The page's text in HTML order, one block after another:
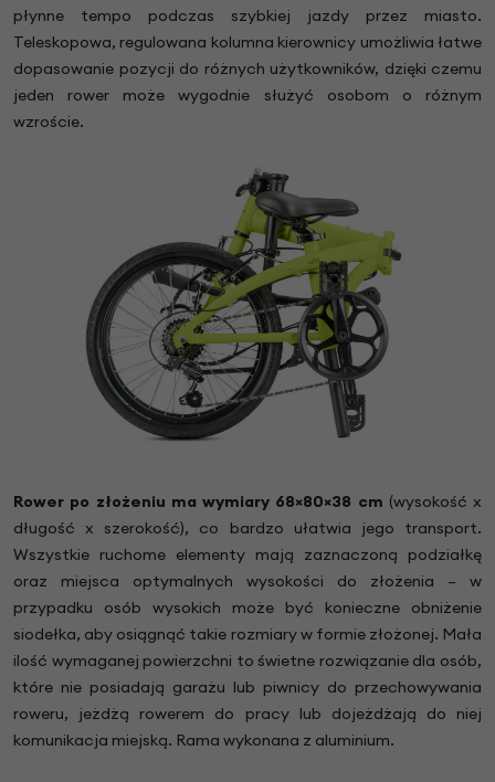
płynne tempo podczas szybkiej jazdy przez miasto.
Teleskopowa, regulowana kolumna kierownicy umożliwia łatwe
dopasowanie pozycji do różnych użytkowników, dzięki czemu
jeden rower może wygodnie służyć osobom o różnym
wzroście.
Rower po złożeniu ma wymiary 68×80×38 cm (wysokość x
długość x szerokość), co bardzo ułatwia jego transport.
Wszystkie ruchome elementy mają zaznaczoną podziałkę
oraz miejsca optymalnych wysokości do złożenia – w
przypadku osób wysokich może być konieczne obniżenie
siodełka, aby osiągnąć takie rozmiary w formie złożonej. Mała
ilość wymaganej powierzchni to świetne rozwiązanie dla osób,
które nie posiadają garażu lub piwnicy do przechowywania
roweru, jeżdżą rowerem do pracy lub dojeżdżają do niej
komunikacja miejską. Rama wykonana z aluminium.